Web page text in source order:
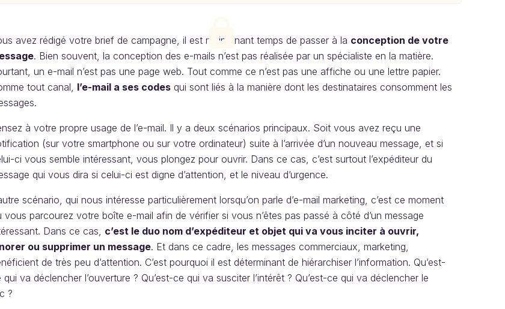
avez rédigé votre brief de campagne, il est maintenant temps de passer à la conception de votre
. Bien souvent, la conception des e-mails n’est pas réalisée par un spécialiste en la matière.
un e-mail n’est pas une page web. Tout comme ce n’est pas une affiche ou une lettre papier.
tout canal, l’e-mail a ses codes qui sont liés à la manière dont les destinataires consomment les
à votre propre usage de l’e-mail. Il y a deux scénarios principaux. Soit vous avez reçu une
(sur votre smartphone ou sur votre ordinateur) suite à l’arrivée d’un nouveau message, et si
ci vous semble intéressant, vous plongez pour ouvrir. Dans ce cas, c’est surtout l’expéditeur du
qui vous dira si celui-ci est digne d’attention, et le niveau d’urgence.
scénario, qui nous intéresse particulièrement lorsqu’on parle d’e-mail marketing, c’est ce moment
vous parcourez votre boîte e-mail afin de vérifier si vous n’êtes pas passé à côté d’un message
Dans ce cas, c’est le duo nom d’expéditeur et objet qui va vous inciter à ouvrir,
ou supprimer un message. Et dans ce cadre, les messages commerciaux, marketing,
de très peu d’attention. C’est pourquoi il est déterminant de hiérarchiser l’information. Qu’est-
qui va déclencher l’ouverture ? Qu’est-ce qui va susciter l’intérêt ? Qu’est-ce qui va déclencher le
?